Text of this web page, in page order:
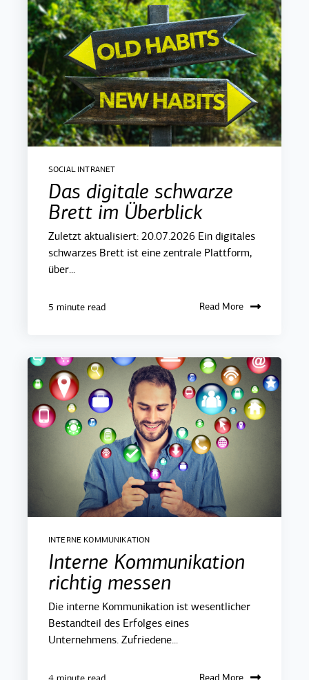
SOCIAL INTRANET
Das digitale schwarze
Brett im Überblick
Zuletzt aktualisiert: 20.07.2026 Ein digitales
schwarzes Brett ist eine zentrale Plattform,
über...
5 minute read Read More
INTERNE KOMMUNIKATION
Interne Kommunikation
richtig messen
Die interne Kommunikation ist wesentlicher
Bestandteil des Erfolges eines
Unternehmens. Zufriedene...
Read More